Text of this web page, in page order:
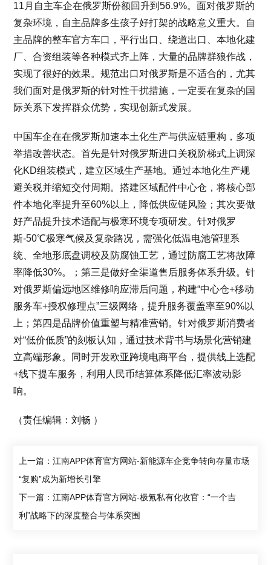
11月自主车企在俄罗斯份额回升到56.9%。面对俄罗斯的
复杂环境，自主品牌多生孩子好打架的战略意义重大。自
主品牌的整车官方车口，平行出口、绕道出口、本地化建
厂、合资组装等各种模式齐上阵，大量的品牌群狼作战，
实现了很好的效果。规范出口对俄罗斯是不适合的，尤其
我们面对是俄罗斯的针对性干扰措施，一定要在复杂的国
际关系下发挥群众优势，实现创新式发展。
中国车企在在俄罗斯加速本土化生产与供应链重构，多项
举措改善状态。首先是针对俄罗斯进口关税阶梯式上调深
化KD组装模式，建立区域生产基地。通过本地化生产规
避关税并缩短交付周期。搭建区域配件中心仓，将核心部
件本地化率提升至60%以上，降低供应链风险；其次要做
好产品提升技术适配与极寒环境专项研发。针对俄罗
斯-50℃极寒气候及复杂路况，需强化低温电池管理系
统、全地形底盘调校及防腐蚀工艺，通过防腐工艺将故障
率降低30%。；第三是做好全渠道售后服务体系升级。针
对俄罗斯偏远地区维修响应滞后问题，构建“中心仓+移动
服务车+授权修理点”三级网络，提升服务覆盖率至90%以
上；第四是品牌价值重塑与精准营销。针对俄罗斯消费者
对“低价低质”的刻板认知，通过技术背书与场景化营销建
立高端形象。同时开发欧亚跨境电商平台，提供线上选配
+线下提车服务，利用人民币结算体系降低汇率波动影
响。
（责任编辑：刘畅 ）
上一篇：江南APP体育官方网站-新能源车企竞争转向存量市场
“复购”成为新增长引擎
下一篇：江南APP体育官方网站-极氪私有化收官：“一个吉
利”战略下的深度整合与体系突围